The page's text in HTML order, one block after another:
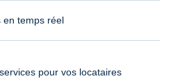
en temps réel
pour vos locataires